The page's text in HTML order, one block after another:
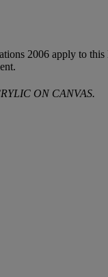
2006 apply to
ON CANVAS.